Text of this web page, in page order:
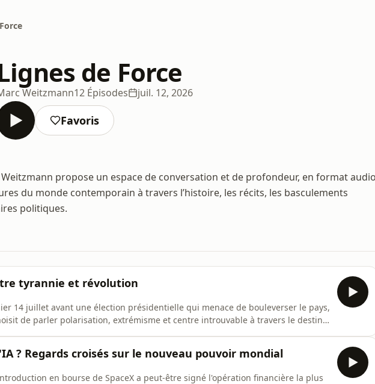
de Force
Weitzmann12 Épisodes juil. 12, 2026
Favoris
Weitzmann propose un espace de conversation et de profondeur, en format
du monde contemporain à travers l’histoire, les récits, les basculements
politiques.
tyrannie et révolution
14 juillet avant une élection présidentielle qui menace de bouleverser le pays,
de parler polarisation, extrémisme et centre introuvable à travers le destin
? Regards croisés sur le nouveau pouvoir mondial
en bourse de SpaceX a peut-être signé l'opération financière la plus